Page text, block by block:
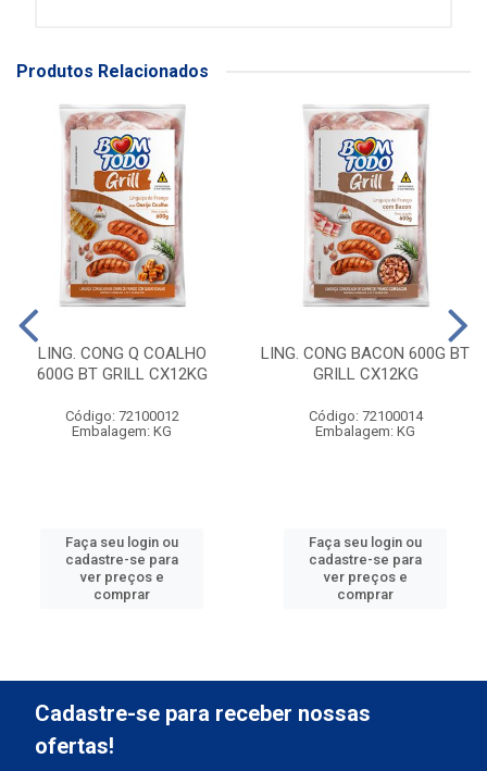
Produtos Relacionados
LING. CONG Q COALHO
600G BT GRILL CX12KG
Código: 72100012
Embalagem: KG
Faça seu login ou
cadastre-se para
ver preços e
comprar
LING. CONG BACON 600G BT
GRILL CX12KG
Código: 72100014
Embalagem: KG
Faça seu login ou
cadastre-se para
ver preços e
comprar
Cadastre-se para receber nossas
ofertas!